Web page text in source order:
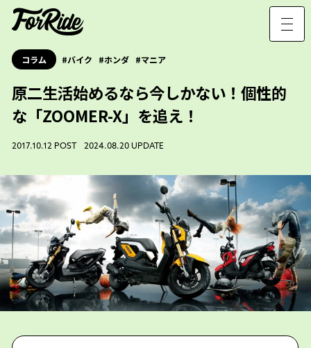
コラム バイク ホンダ マニア
原二生活始めるなら今しかない！個性的
な「ZOOMER-X」を追え！
2017.10.12 POST 2024.08.20 UPDATE